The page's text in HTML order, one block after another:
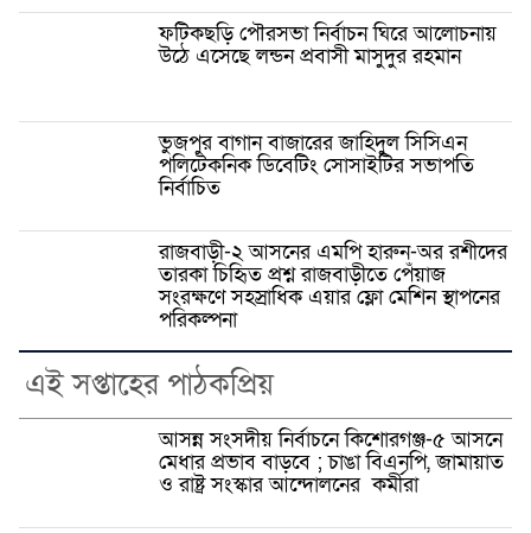
ফটিকছড়ি পৌরসভা নির্বাচন ঘিরে আলোচনায়
উঠে এসেছে লন্ডন প্রবাসী মাসুদুর রহমান
ভুজপুর বাগান বাজারের জাহিদুল সিসিএন
পলিটেকনিক ডিবেটিং সোসাইটির সভাপতি
নির্বাচিত
রাজবাড়ী-২ আসনের এমপি হারুন-অর রশীদের
তারকা চিহিৃত প্রশ্ন রাজবাড়ীতে পেঁয়াজ
সংরক্ষণে সহস্রাধিক এয়ার ফ্লো মেশিন স্থাপনের
পরিকল্পনা
এই সপ্তাহের পাঠকপ্রিয়
আসন্ন সংসদীয় নির্বাচনে কিশোরগঞ্জ-৫ আসনে
মেধার প্রভাব বাড়বে ; চাঙা বিএনপি, জামায়াত
ও রাষ্ট্র সংস্কার আন্দোলনের কর্মীরা